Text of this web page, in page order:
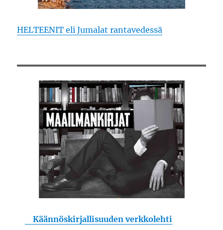
HELTEENIT eli Jumalat rantavedessä
Käännöskirjallisuuden verkkolehti